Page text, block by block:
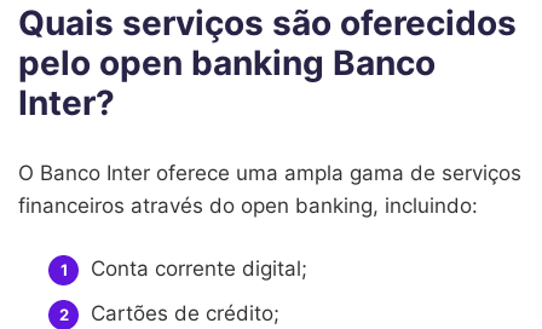
Quais serviços são oferecidos
pelo open banking Banco
Inter?
O Banco Inter oferece uma ampla gama de serviços
financeiros através do open banking, incluindo:
Conta corrente digital;
Cartões de crédito;